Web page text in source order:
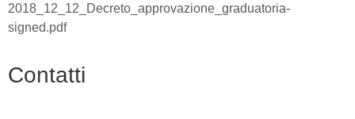
2018_12_12_Decreto_approvazione_graduatoria-
signed.pdf
Contatti